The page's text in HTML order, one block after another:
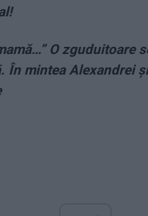
O zguduitoare
În mintea Alexandrei